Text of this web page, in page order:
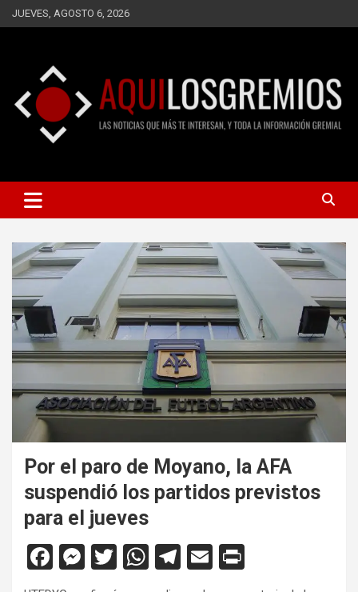
Saltar
al
JUEVES, AGOSTO 6, 2026
AQUÍ LOS GREMIOS
INFORMACIÓN GREMIAL
Por el paro de Moyano, la AFA
suspendió los partidos previstos
para el jueves
F
a
M
es
T
W T
E
in